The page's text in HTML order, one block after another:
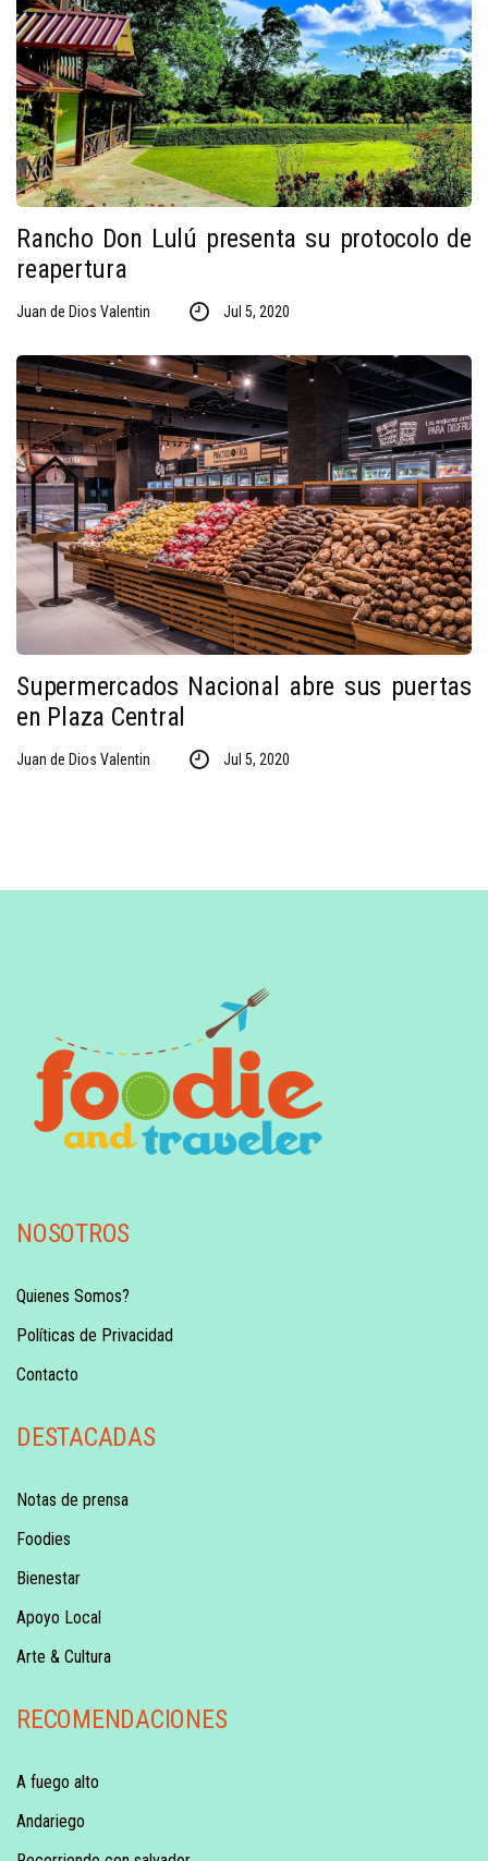
Rancho Don Lulú presenta su protocolo de
reapertura
Juan de Dios Valentin Jul 5, 2020
Supermercados Nacional abre sus puertas
en Plaza Central
Juan de Dios Valentin Jul 5, 2020
NOSOTROS
Quienes Somos?
Políticas de Privacidad
Contacto
DESTACADAS
Notas de prensa
Foodies
Bienestar
Apoyo Local
Arte & Cultura
RECOMENDACIONES
A fuego alto
Andariego